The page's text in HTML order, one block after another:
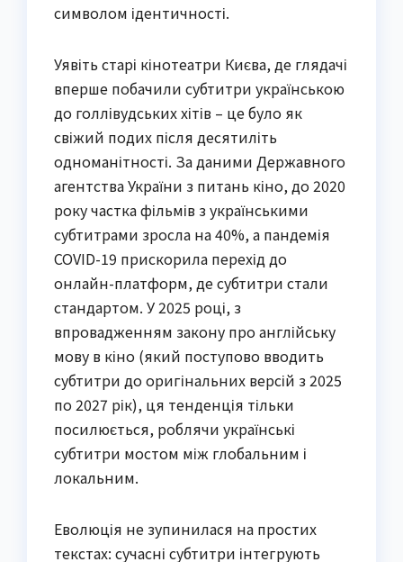
символом ідентичності.
Уявіть старі кінотеатри Києва, де глядачі
вперше побачили субтитри українською
до голлівудських хітів – це було як
свіжий подих після десятиліть
одноманітності. За даними Державного
агентства України з питань кіно, до 2020
року частка фільмів з українськими
субтитрами зросла на 40%, а пандемія
COVID-19 прискорила перехід до
онлайн-платформ, де субтитри стали
стандартом. У 2025 році, з
впровадженням закону про англійську
мову в кіно (який поступово вводить
субтитри до оригінальних версій з 2025
по 2027 рік), ця тенденція тільки
посилюється, роблячи українські
субтитри мостом між глобальним і
локальним.
Еволюція не зупинилася на простих
текстах: сучасні субтитри інтегрують